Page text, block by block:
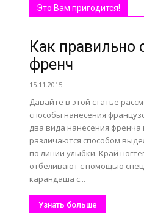
Это Вам пригодится!
Как правильно
френч
15.11.2015
Давайте в этой статье
способы нанесения
два вида нанесения френча
различаются способом
по линии улыбки. Край
отбеливают с помощью
карандаша с...
Узнать больше